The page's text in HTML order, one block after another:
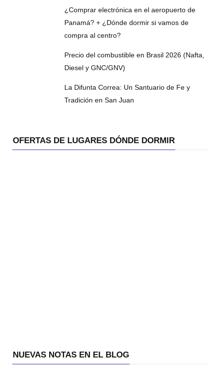
¿Comprar electrónica en el aeropuerto de
Panamá? + ¿Dónde dormir si vamos de
compra al centro?
Precio del combustible en Brasil 2026 (Nafta,
Diesel y GNC/GNV)
La Difunta Correa: Un Santuario de Fe y
Tradición en San Juan
OFERTAS DE LUGARES DÓNDE DORMIR
NUEVAS NOTAS EN EL BLOG